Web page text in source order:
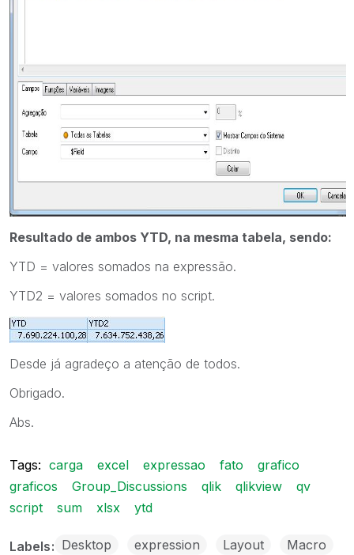
Resultado de ambos YTD, na mesma tabela, sendo:
YTD = valores somados na expressão.
YTD2 = valores somados no script.
Desde já agradeço a atenção de todos.
Obrigado.
Abs.
Tags: carga excel expressao fato
grafico
graficos
Group_Discussions qlik qlikview
qv
script
sum xlsx ytd
Labels Desktop expression Layout
Macro